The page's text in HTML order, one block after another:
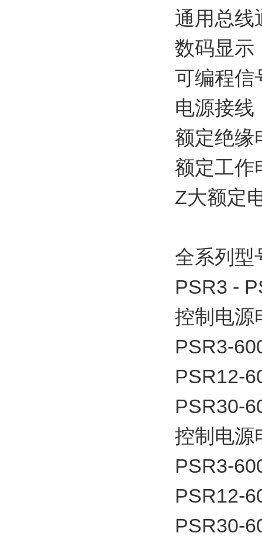
通用总线
数码显示
可编程信
电源接
额定绝缘
额定工作
Z大额定
全系列型
PSR3 -
控制电源
PSR3-
PSR12-
PSR30-
控制电源
PSR3-
PSR12-
PSR30-